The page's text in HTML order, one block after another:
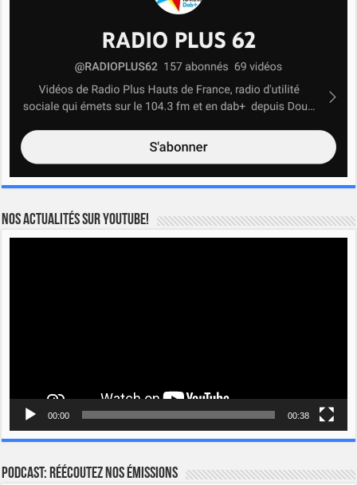
Nos actualités sur YOUTUBE!
00:00 00:38
Podcast: Réécoutez nos émissions